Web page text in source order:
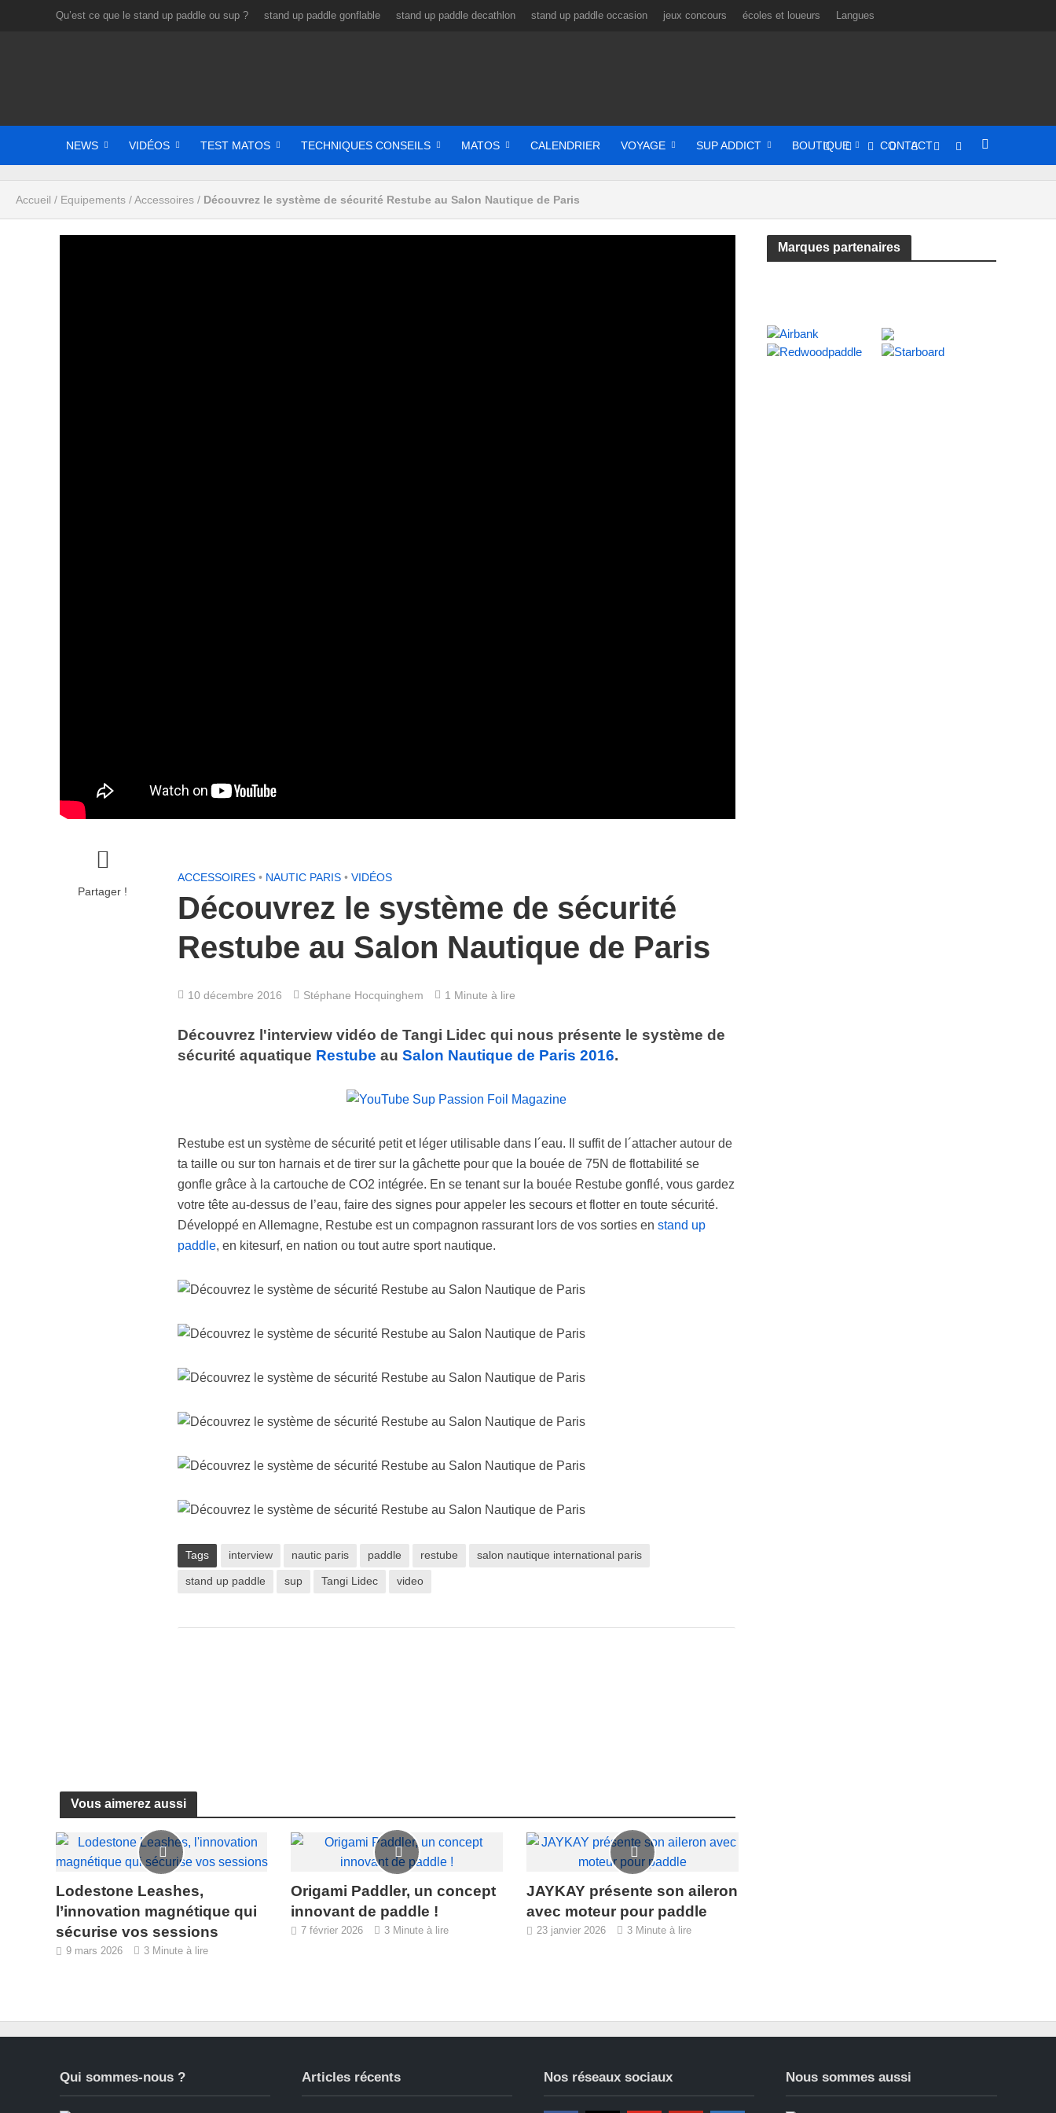
Qu’est ce que le stand up paddle ou sup ? stand up paddle gonflable stand up paddle decathlon stand up paddle occasion jeux concours écoles et loueurs Langues
NEWS VIDÉOS TEST MATOS TECHNIQUES CONSEILS MATOS CALENDRIER VOYAGE SUP ADDICT BOUTIQUE CONTACT
Accueil / Equipements /Accessoires / Découvrez le système de sécurité Restube au Salon Nautique de Paris
Partager !
ACCESSOIRES • NAUTIC PARIS • VIDÉOS
Découvrez le système de sécurité
Restube au Salon Nautique de Paris
10 décembre 2016 Stéphane Hocquinghem 1 Minute à lire
Découvrez l'interview vidéo de Tangi Lidec qui nous présente le système de
sécurité aquatique Restube au Salon Nautique de Paris 2016.
Restube est un système de sécurité petit et léger utilisable dans l´eau. Il suffit de l´attacher autour de
ta taille ou sur ton harnais et de tirer sur la gâchette pour que la bouée de 75N de flottabilité se
gonfle grâce à la cartouche de CO2 intégrée. En se tenant sur la bouée Restube gonflé, vous gardez
votre tête au-dessus de l’eau, faire des signes pour appeler les secours et flotter en toute sécurité.
Développé en Allemagne, Restube est un compagnon rassurant lors de vos sorties en stand up
paddle, en kitesurf, en nation ou tout autre sport nautique.
Tags interview nautic paris paddle restube salon nautique international paris
stand up paddle sup Tangi Lidec video
Vous aimerez aussi
Lodestone Leashes,
l’innovation magnétique qui
sécurise vos sessions
9 mars 2026 3 Minute à lire
Origami Paddler, un concept
innovant de paddle !
7 février 2026 3 Minute à lire
JAYKAY présente son aileron
avec moteur pour paddle
23 janvier 2026 3 Minute à lire
Marques partenaires
Qui sommes-nous ? Articles récents Nos réseaux sociaux Nous sommes aussi